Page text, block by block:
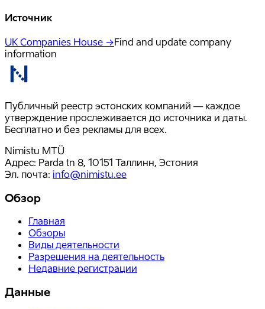
Источник
UK Companies House →Find and update company
information
Публичный реестр эстонских компаний — каждое
утверждение прослеживается до источника и даты.
Бесплатно и без рекламы для всех.
Nimistu MTÜ
Адрес: Parda tn 8, 10151 Таллинн, Эстония
Эл. почта: info@nimistu.ee
Обзор
Главная
Обзоры
Виды деятельности
Разрешения на деятельность
Недавние регистрации
Данные